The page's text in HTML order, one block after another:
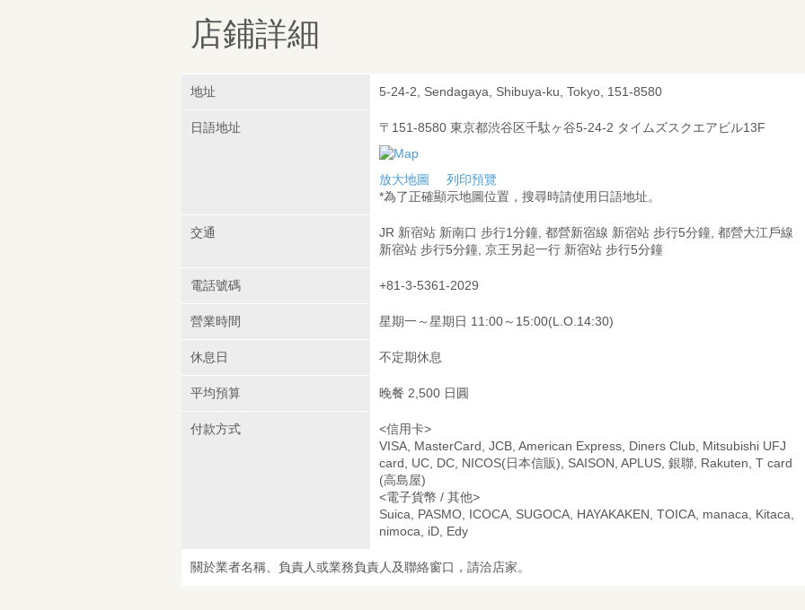
店鋪詳細
地址 5-24-2, Sendagaya, Shibuya-ku, Tokyo, 151-8580
日語地址 〒151-8580 東京都渋谷区千駄ヶ谷5-24-2 タイムズスクエアビル13F
放大地圖
列印預覽
*為了正確顯示地圖位置，搜尋時請使用日語地址。
交通
JR 新宿站 新南口 步行1分鐘, 都營新宿線 新宿站 步行5分鐘, 都營大江戶線
新宿站 步行5分鐘, 京王另起一行 新宿站 步行5分鐘
電話號碼 +81-3-5361-2029
營業時間 星期一～星期日 11:00～15:00(L.O.14:30)
休息日 不定期休息
平均預算 晚餐 2,500 日圓
付款方式
<信用卡>
VISA, MasterCard, JCB, American Express, Diners Club, Mitsubishi UFJ
card, UC, DC, NICOS(日本信販), SAISON, APLUS, 銀聯, Rakuten, T card
(高島屋)
<電子貨幣 / 其他>
Suica, PASMO, ICOCA, SUGOCA, HAYAKAKEN, TOICA, manaca, Kitaca,
nimoca, iD, Edy
關於業者名稱、負責人或業務負責人及聯絡窗口，請洽店家。